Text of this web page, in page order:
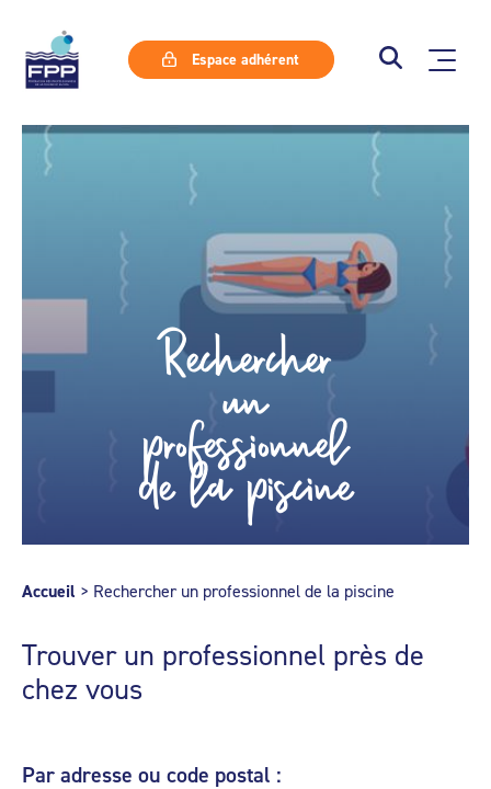
Espace adhérent
Rechercher
un
professionnel
de la piscine
Accueil > Rechercher un professionnel de la piscine
Trouver un professionnel près de
chez vous
Par adresse ou code postal :